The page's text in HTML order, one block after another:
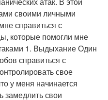
своими личными
справиться с
которые помогли мне
1. Выдыхание Один
справиться с
свое
у меня начинается
замедлить свои